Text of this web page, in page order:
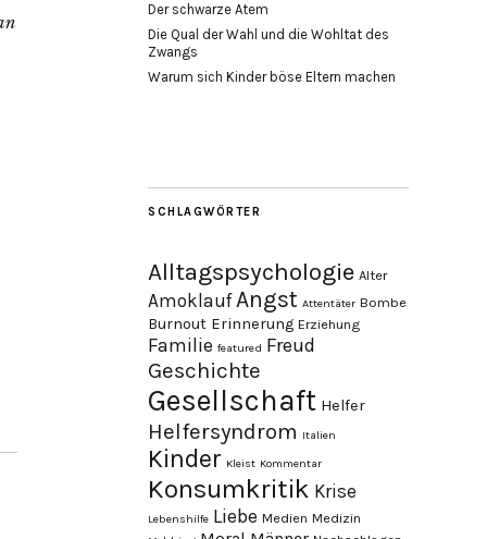
Der schwarze Atem
Die Qual der Wahl und die Wohltat des
Zwangs
Warum sich Kinder böse Eltern machen
SCHLAGWÖRTER
Alltagspsychologie Alter
Amoklauf Angst Attentäter Bombe
Burnout Erinnerung Erziehung
Familie featured Freud
Geschichte
Gesellschaft Helfer
Helfersyndrom Italien
Kinder Kleist Kommentar
Konsumkritik Krise
Lebenshilfe Liebe Medien Medizin